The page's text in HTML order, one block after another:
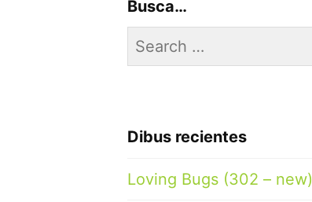
Busca…
Search
for:
Dibus recientes
Loving Bugs (302 – new)